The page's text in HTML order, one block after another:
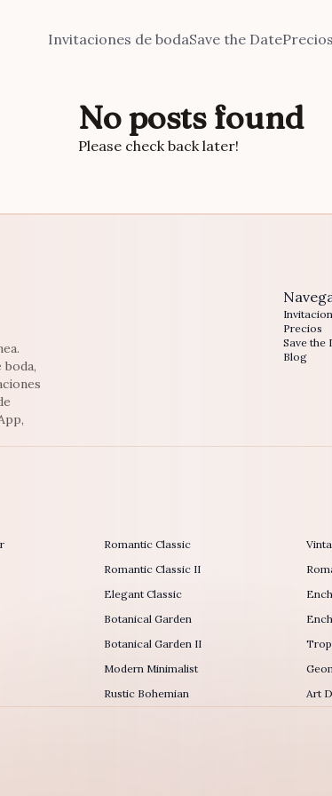
Invitaciones de bodaSave the DatePrecios
No posts found
Please check back later!
Precios
Save the
Blog
Romantic Classic
Romantic Classic II
Elegant Classic
Botanical Garden
Botanical Garden II
Modern Minimalist
Rustic Bohemian
Art